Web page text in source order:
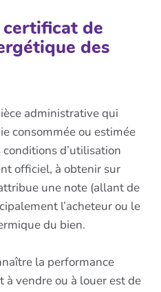
certificat de
des
administrative qui
consommée ou estimée
d’utilisation
officiel, à obtenir sur
une note (allant de
l’acheteur ou le
du bien.
la performance
à vendre ou à louer est de